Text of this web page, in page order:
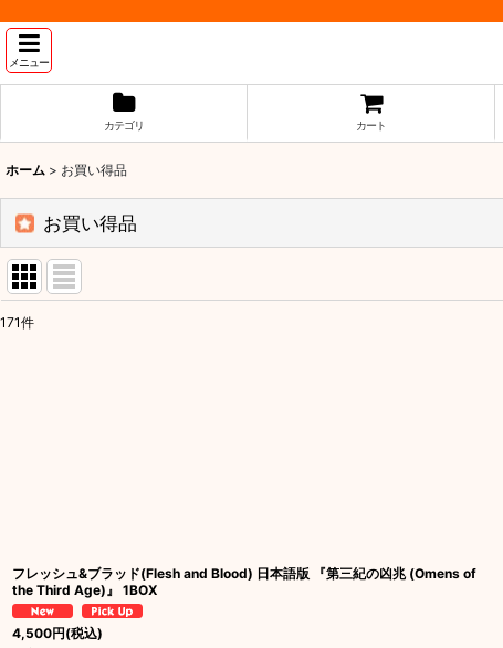
メニュー
カテゴリ カート
ホーム > お買い得品
お買い得品
171件
フレッシュ&ブラッド(Flesh and Blood) 日本語版 『第三紀の凶兆 (Omens of
the Third Age)』 1BOX
4,500円(税込)